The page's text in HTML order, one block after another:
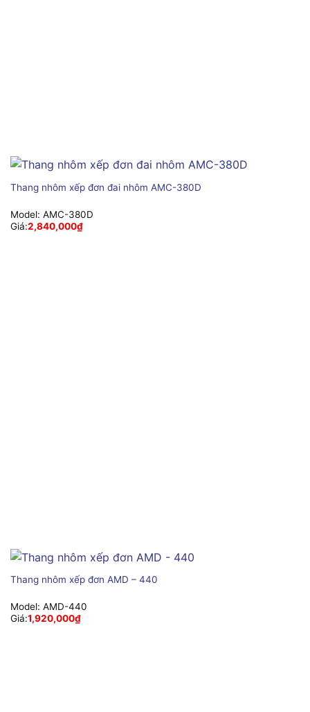
Thang nhôm xếp đơn đai nhôm AMC-380D
Model: AMC-380D
Giá:2,840,000₫
Thang nhôm xếp đơn AMD – 440
Model: AMD-440
Giá:1,920,000₫